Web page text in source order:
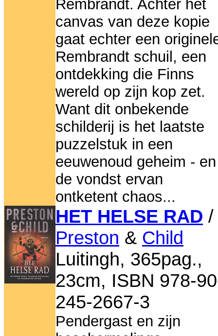
Rembrandt. Achter het
canvas van deze kopie
gaat echter een
Rembrandt schuil, een
ontdekking die Finns
wereld op zijn kop zet.
Want dit onbekende
schilderij is het laatste
puzzelstuk in een
eeuwenoud geheim - en
de vondst ervan
ontketent chaos...
HET HELSE RAD /
Preston & Child
Luitingh, 365pag.,
23cm, ISBN 978-
245-2667-3
Pendergast en zijn